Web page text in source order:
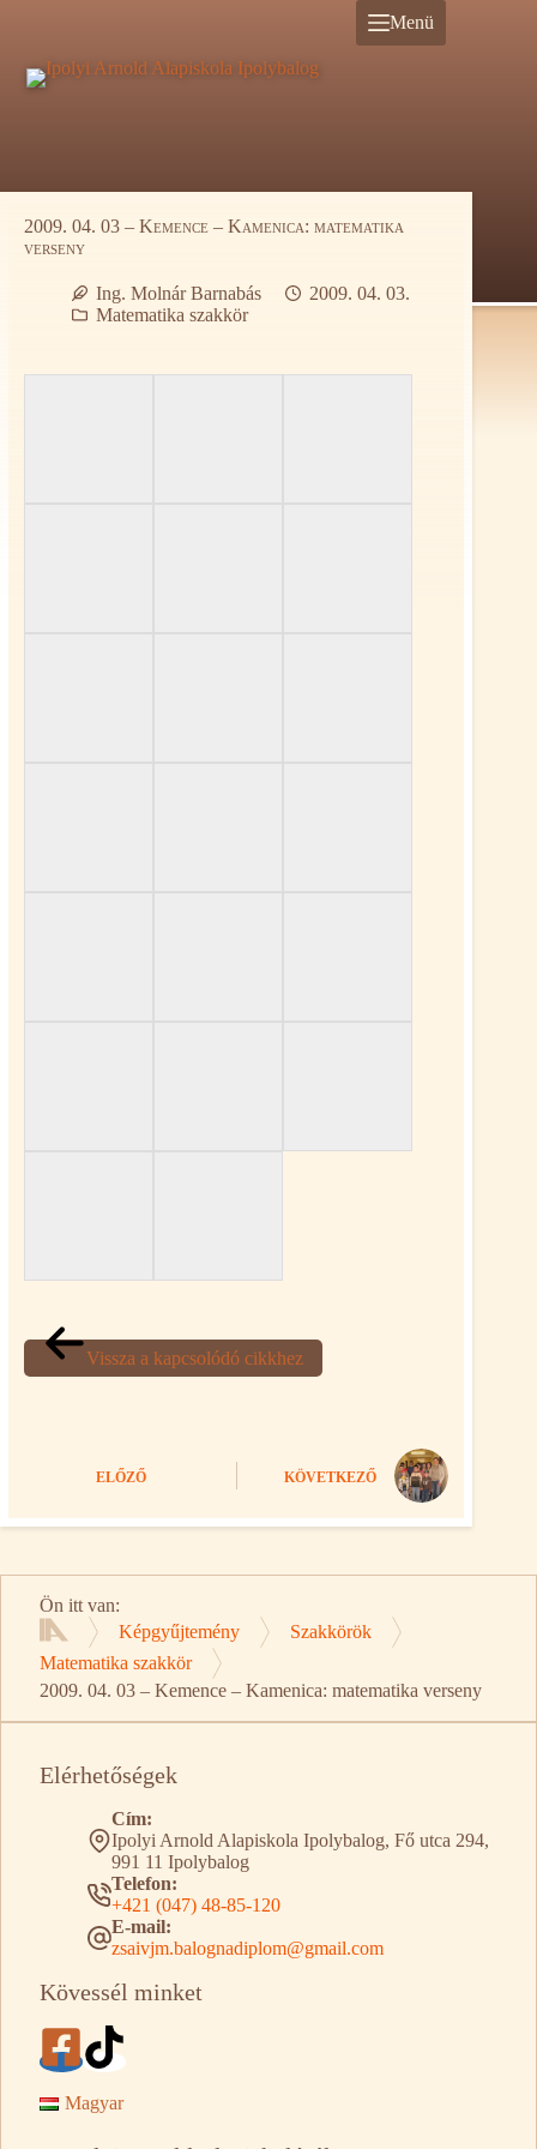
Menü
2009. 04. 03 – Kemence – Kamenica: matematika
verseny
Ing. Molnár Barnabás
2009. 04. 03.
Matematika szakkör
Vissza a kapcsolódó cikkhez
ELŐZŐ KÖVETKEZŐ
Ön itt van:
Kezdőlap
Képgyűjtemény
Szakkörök
Matematika szakkör
2009. 04. 03 – Kemence – Kamenica: matematika verseny
Elérhetőségek
Cím:
Ipolyi Arnold Alapiskola Ipolybalog, Fő utca 294,
991 11 Ipolybalog
Telefon:
+421 (047) 48-85-120
E-mail:
zsaivjm.balognadiplom@gmail.com
Kövessél minket
Magyar